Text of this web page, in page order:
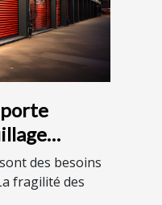
des besoins
fragilité des